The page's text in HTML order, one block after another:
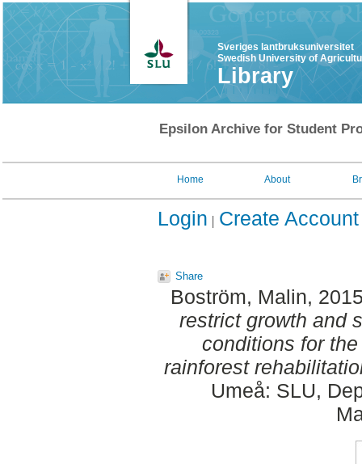
Sveriges lantbruksuniversitet
Swedish University of
Library
Epsilon Archive for Student
Home About
Login Create Account
Share
Boström, Malin,
restrict growth and
conditions for
rainforest
Umeå: SLU,